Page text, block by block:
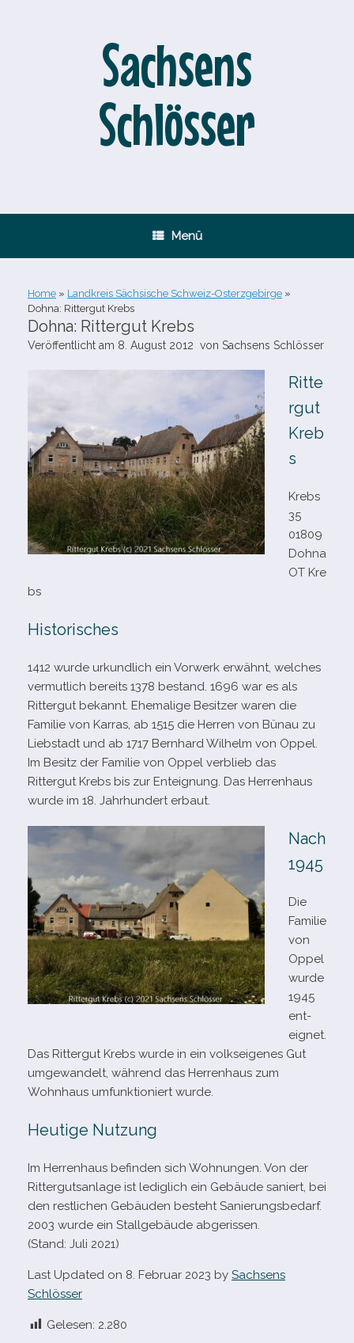
Sachsens
Schlösser
Menü
Home » Landkreis Sächsische Schweiz-Osterzgebirge »
Dohna: Rittergut Krebs
Dohna: Rittergut Krebs
Veröffentlicht am 8. August 2012 von Sachsens Schlösser
Ritte
rgut
Kreb
s
Krebs
35
01809
Dohna
OT Kre
bs
Historisches
1412 wurde urkund­lich ein Vorwerk erwähnt, wel­ches
ver­mut­lich bereits 1378 bestand. 1696 war es als
Rittergut bekannt. Ehemalige Besitzer waren die
Familie von Karras, ab 1515 die Herren von Bünau zu
Liebstadt und ab 1717 Bernhard Wilhelm von Oppel.
Im Besitz der Familie von Oppel ver­blieb das
Rittergut Krebs bis zur Enteignung. Das Herrenhaus
wurde im 18. Jahrhundert erbaut.
Nach
1945
Die
Familie
von
Oppel
wurde
1945
ent­
eig­net.
Das Rittergut Krebs wurde in ein volks­ei­ge­nes Gut
umge­wan­delt, wäh­rend das Herrenhaus zum
Wohnhaus umfunk­tio­niert wurde.
Heutige Nutzung
Im Herrenhaus befin­den sich Wohnungen. Von der
Rittergutsanlage ist ledig­lich ein Gebäude saniert, bei
den rest­li­chen Gebäuden besteht Sanierungsbedarf.
2003 wurde ein Stallgebäude abgerissen.
(Stand: Juli 2021)
Last Updated on 8. Februar 2023 by Sachsens
Schlösser
Gelesen: 2.280